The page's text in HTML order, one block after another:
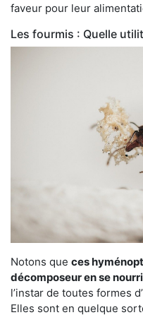
faveur pour leur
Les fourmis : Quelle
Notons que ces
décomposeur en se
l’instar de toutes formes
Elles sont en quelque